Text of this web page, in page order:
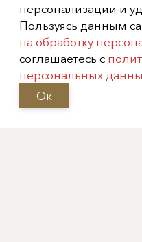
персонализации и
Пользуясь данным
на обработку
соглашаетесь с
персональных
Ок